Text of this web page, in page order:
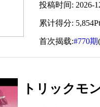
投稿时间: 2026-
累计得分:
首次揭载:#770期
トリックモ